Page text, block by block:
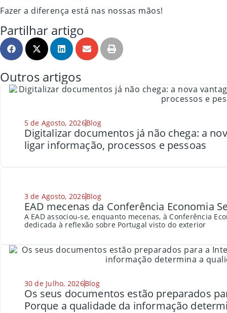
Fazer a diferença está nas nossas mãos!
Partilhar artigo
Outros artigos
5 de Agosto, 2026Blog
Digitalizar documentos já não chega: a
ligar informação, processos e pessoas
3 de Agosto, 2026Blog
EAD mecenas da Conferência Economia
A EAD associou-se, enquanto mecenas, à Conferência
dedicada à reflexão sobre Portugal visto do exterior
30 de Julho, 2026Blog
Os seus documentos estão preparados
Porque a qualidade da informação